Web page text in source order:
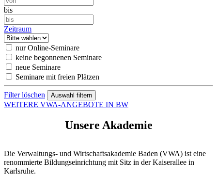
bis
Zeitraum
nur Online-Seminare
keine begonnenen Seminare
neue Seminare
Seminare mit freien Plätzen
Filter löschen
WEITERE VWA-ANGEBOTE IN BW
Unsere Akademie
Die Verwaltungs- und Wirtschaftsakademie Baden (VWA) ist eine
renommierte Bildungseinrichtung mit Sitz in der Kaiserallee in
Karlsruhe.